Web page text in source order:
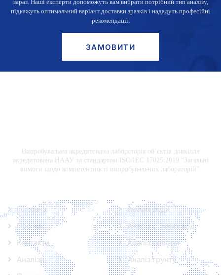
зараз. Наші експерти допоможуть вам вибрати потрібний тип аналізу,
підкажуть оптимальний варіант доставки зразків і нададуть професійні
рекомендації.
ЗАМОВИТИ
Випробувальна акредитована лабораторія об’єктів довкілля
акредитована НААУ за стандартом ISO/IEC 17025:2019 “Загальні
вимоги щодо компетентності випробувальних лабораторій”.
Головна
Про нас
Контакти
Аналізи
Аналіз води
Аналіз стічних вод
Аналіз повітря
Аналіз грунту